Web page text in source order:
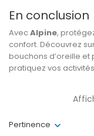
En conclusion
AvecAlpine,
confort. Découvrez
bouchons d’oreille et
pratiquez vos
Pertinence